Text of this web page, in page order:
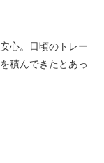
心。日頃のトレー
積んできたとあっ